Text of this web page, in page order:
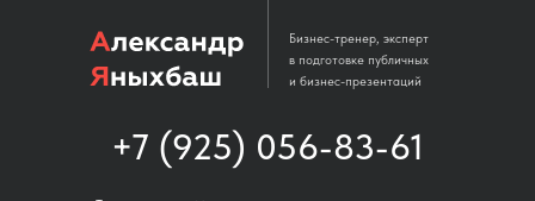
Бизнес-тренер, эксперт
в подготовке публичных
и бизнес-презентаций
+7 (925) 056-83-61